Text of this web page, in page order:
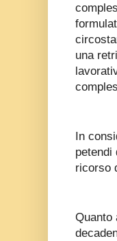
una
In
petendi
ricorso
Quanto